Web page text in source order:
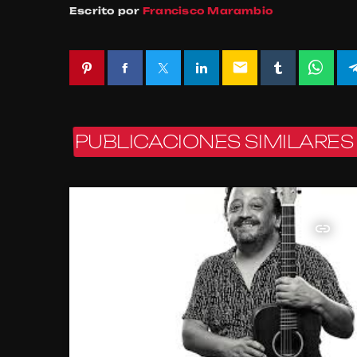
Escrito por Francisco Marambio
email
PUBLICACIONES SIMILARES
insert_link